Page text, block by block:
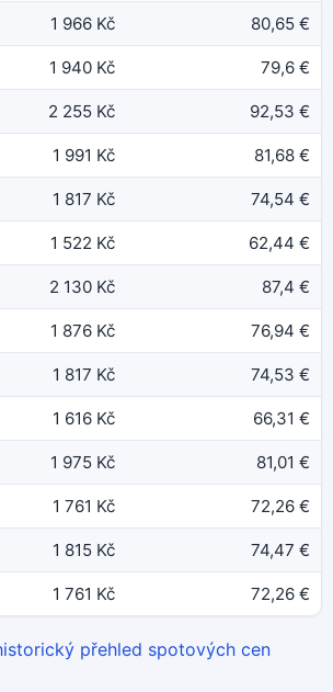
1 966 Kč 80,65 €
1 940 Kč 79,6 €
2 255 Kč 92,53 €
1 991 Kč 81,68 €
1 817 Kč 74,54 €
1 522 Kč 62,44 €
2 130 Kč 87,4 €
1 876 Kč 76,94 €
1 817 Kč 74,53 €
1 616 Kč 66,31 €
1 975 Kč 81,01 €
1 761 Kč 72,26 €
1 815 Kč 74,47 €
1 761 Kč 72,26 €
přehled spotových cen